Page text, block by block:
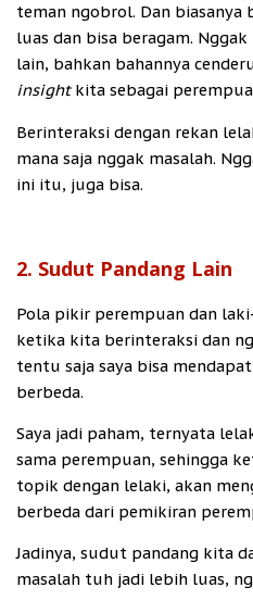
teman ngobrol. Dan biasanya
luas dan bisa beragam.
lain, bahkan bahannya
insight kita sebagai
Berinteraksi dengan rekan
mana saja nggak masalah.
ini itu, juga bisa.
2. Sudut Pandang Lain
Pola pikir perempuan dan
ketika kita berinteraksi dan
tentu saja saya bisa
berbeda.
Saya jadi paham, ternyata
sama perempuan, sehingga
topik dengan lelaki, akan
berbeda dari pemikiran
Jadinya, sudut pandang kita
masalah tuh jadi lebih luas,